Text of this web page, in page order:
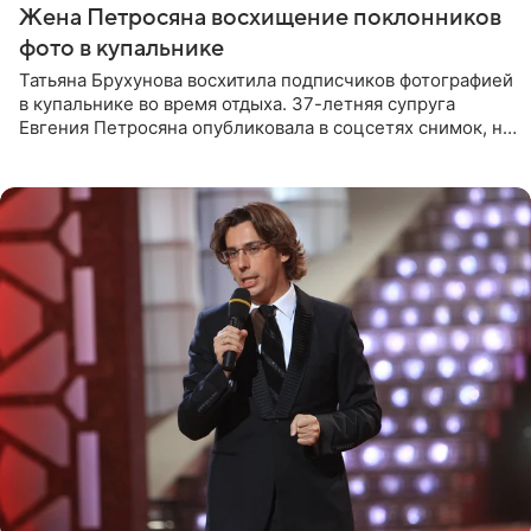
Жена Петросяна восхищение поклонников
фото в купальнике
Татьяна Брухунова восхитила подписчиков фотографией
в купальнике во время отдыха. 37-летняя супруга
Евгения Петросяна опубликовала в соцсетях снимок, на